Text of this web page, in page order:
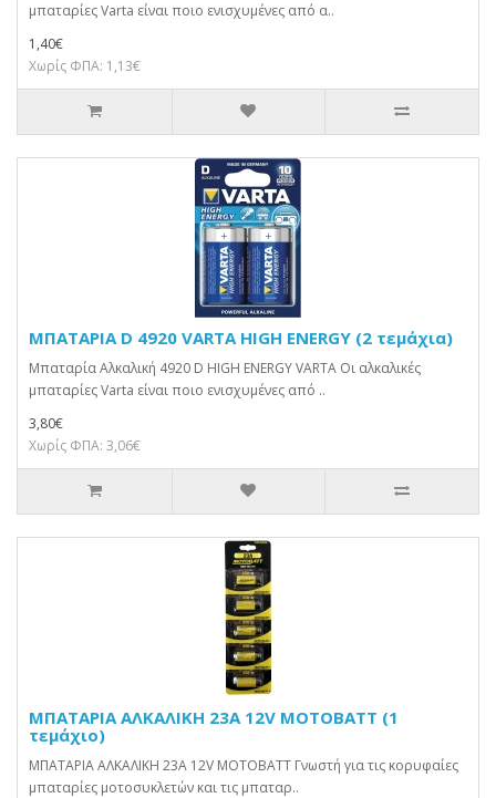
μπαταρίες Varta είναι ποιο ενισχυμένες από α..
1,40€
Χωρίς ΦΠΑ: 1,13€
ΜΠΑΤΑΡΙΑ D 4920 VARTA HIGH ENERGY (2 τεμάχια)
Μπαταρία Αλκαλική 4920 D HIGH ENERGY VARTA Οι αλκαλικές
μπαταρίες Varta είναι ποιο ενισχυμένες από ..
3,80€
Χωρίς ΦΠΑ: 3,06€
ΜΠΑΤΑΡΙΑ ΑΛΚΑΛΙΚΗ 23A 12V MOTOBATT (1
τεμάχιο)
ΜΠΑΤΑΡΙΑ ΑΛΚΑΛΙΚΗ 23A 12V MOTOBATT Γνωστή για τις κορυφαίες
μπαταρίες μοτοσυκλετών και τις μπαταρ..